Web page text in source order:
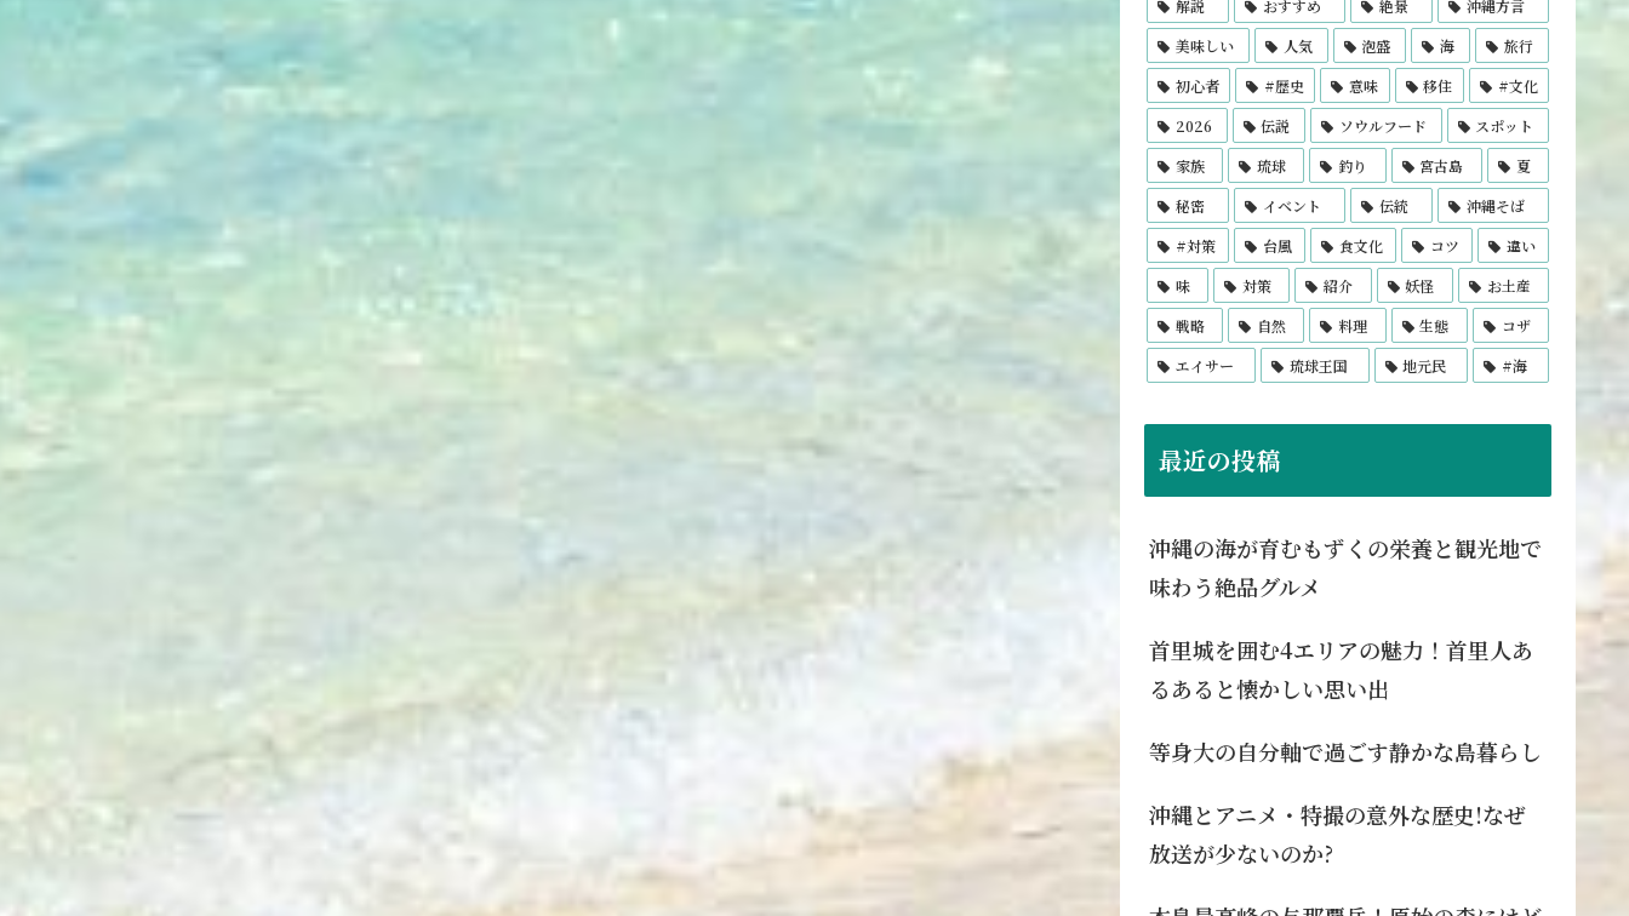
解説
おすすめ 絶景
沖縄方言
美味しい
人気 泡盛 海
旅行
初心者
#歴史 意味 移住
#文化
2026
伝説 ソウルフード
スポット
家族
琉球 釣り 宮古島
夏
秘密
イベント 伝統
沖縄そば
#対策
台風 食文化 コツ
違い
味
対策 紹介 妖怪
お土産
戦略
自然 料理 生態
コザ
エイサー
琉球王国 地元民 #海
最近の投稿
沖縄の海が育むもずくの栄養と観光地で
味わう絶品グルメ
首里城を囲む4エリアの魅力！首里人あ
るあると懐かしい思い出
等身大の自分軸で過ごす静かな島暮らし
沖縄とアニメ・特撮の意外な歴史!なぜ
放送が少ないのか?